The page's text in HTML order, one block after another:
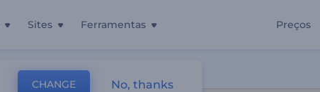
Sites Ferramentas Preços
CHANGE No, thanks